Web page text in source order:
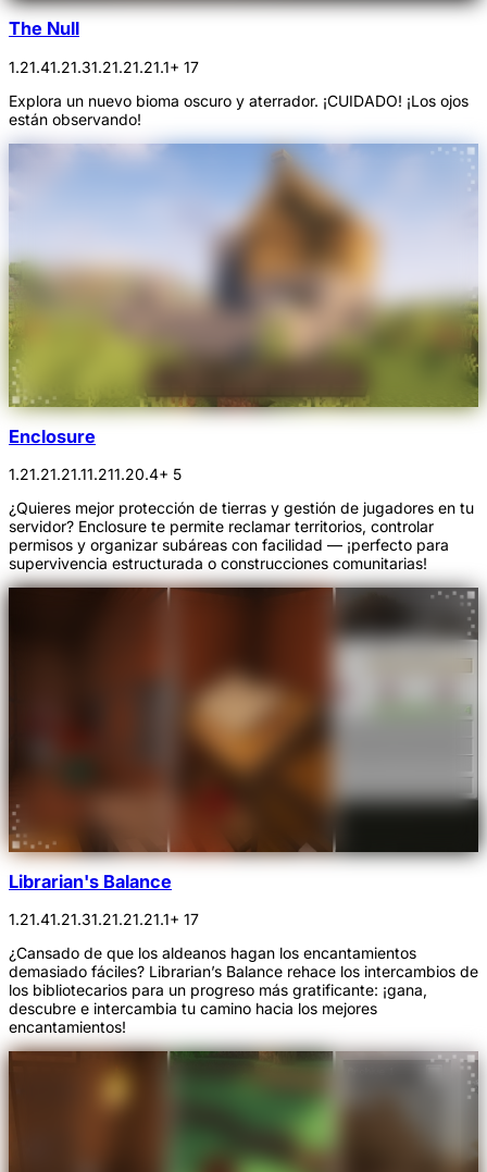
The Null
1.21.41.21.31.21.21.21.1+ 17
Explora un nuevo bioma oscuro y aterrador. ¡CUIDADO! ¡Los ojos
están observando!
Enclosure
1.21.21.21.11.211.20.4+ 5
¿Quieres mejor protección de tierras y gestión de jugadores en tu
servidor? Enclosure te permite reclamar territorios, controlar
permisos y organizar subáreas con facilidad — ¡perfecto para
supervivencia estructurada o construcciones comunitarias!
Librarian's Balance
1.21.41.21.31.21.21.21.1+ 17
¿Cansado de que los aldeanos hagan los encantamientos
demasiado fáciles? Librarian’s Balance rehace los intercambios de
los bibliotecarios para un progreso más gratificante: ¡gana,
descubre e intercambia tu camino hacia los mejores
encantamientos!